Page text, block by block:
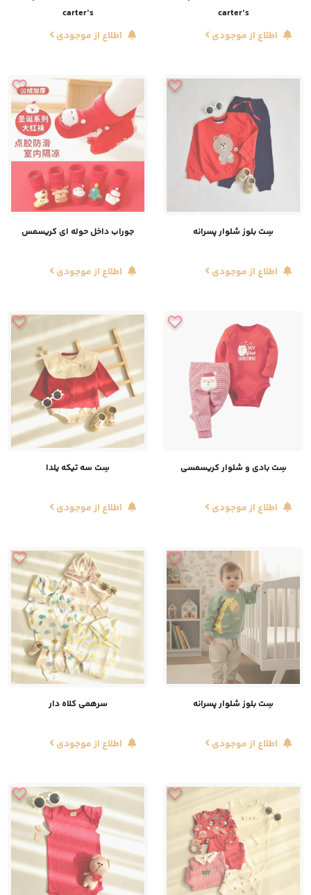
carter’s
اطلاع از موجودی
carter’s
اطلاع از موجودی
سِت بلوز شلوار پسرانه
اطلاع از موجودی
جوراب داخل حوله ای کریسمس
اطلاع از موجودی
سِت بادی و شلوار کریسمسی
اطلاع از موجودی
سِت سه تیکه یلدا
اطلاع از موجودی
سِت بلوز شلوار پسرانه
اطلاع از موجودی
سرهمی کلاه دار
اطلاع از موجودی